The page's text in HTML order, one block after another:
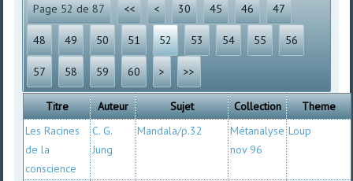
Page 52 de 87 << < 30 45 46 47
48 49 50 51 52 53 54 55 56
57 58 59 60 > >>
Titre Auteur Sujet Collection
Theme
Les Racines
de la
conscience
C. G.
Jung
Mandala/p.32
Métanalyse
nov 96
Loup